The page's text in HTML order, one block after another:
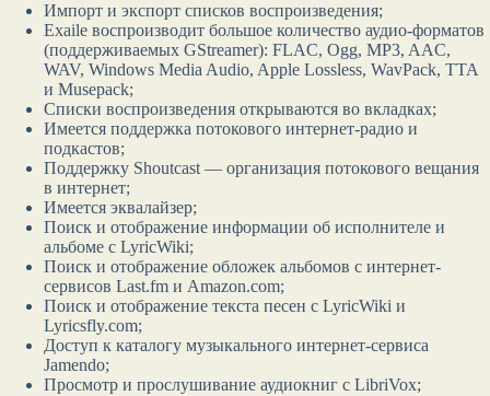
Импорт и экспорт списков воспроизведения;
Exaile воспроизводит большое количество аудио-форматов
(поддерживаемых GStreamer): FLAC, Ogg, MP3, AAC,
WAV, Windows Media Audio, Apple Lossless, WavPack, TTA
и Musepack;
Списки воспроизведения открываются во вкладках;
Имеется поддержка потокового интернет-радио и
подкастов;
Поддержку Shoutcast — организация потокового вещания
в интернет;
Имеется эквалайзер;
Поиск и отображение информации об исполнителе и
альбоме c LyricWiki;
Поиск и отображение обложек альбомов с интернет-
сервисов Last.fm и Amazon.com;
Поиск и отображение текста песен с LyricWiki и
Lyricsfly.com;
Доступ к каталогу музыкального интернет-сервиса
Jamendo;
Просмотр и прослушивание аудиокниг с LibriVox;